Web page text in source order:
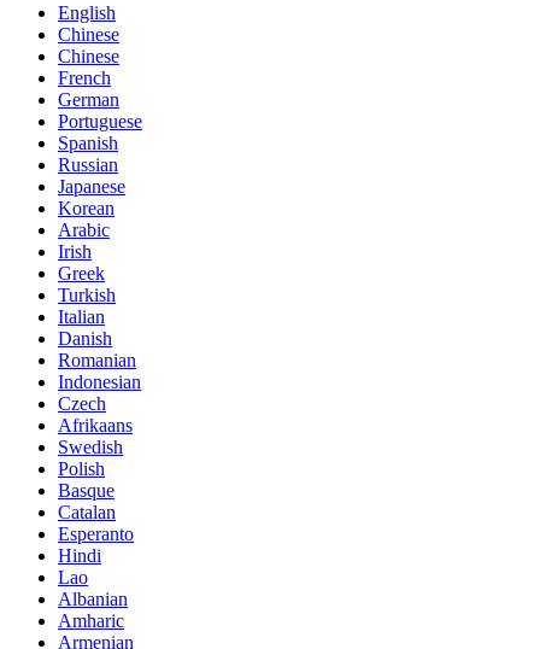
English
Chinese
Chinese
French
German
Portuguese
Spanish
Russian
Japanese
Korean
Arabic
Irish
Greek
Turkish
Italian
Danish
Romanian
Indonesian
Czech
Afrikaans
Swedish
Polish
Basque
Catalan
Esperanto
Hindi
Lao
Albanian
Amharic
Armenian